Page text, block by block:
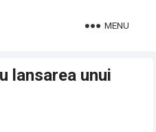
MENU
lansarea unui